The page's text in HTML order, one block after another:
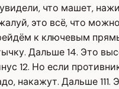
что машет,
это всё, что
к ключевым
Дальше 14. Это
12. Но если
накажут. Дальше